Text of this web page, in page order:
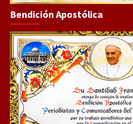
Bendición Apostólica